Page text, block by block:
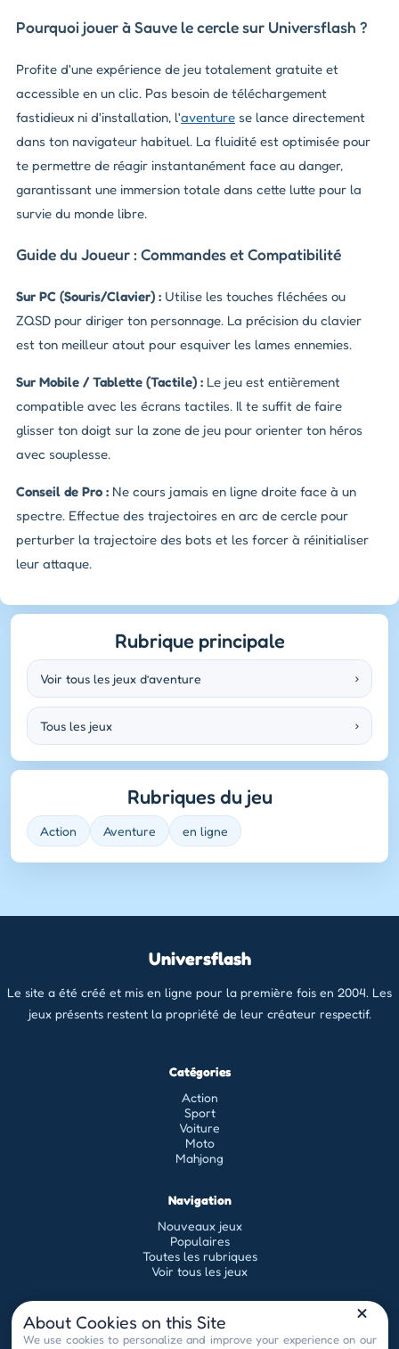
Pourquoi jouer à Sauve le cercle sur Universflash ?
Profite d'une expérience de jeu totalement gratuite et
accessible en un clic. Pas besoin de téléchargement
fastidieux ni d'installation, l'aventure se lance directement
dans ton navigateur habituel. La fluidité est optimisée pour
te permettre de réagir instantanément face au danger,
garantissant une immersion totale dans cette lutte pour la
survie du monde libre.
Guide du Joueur : Commandes et Compatibilité
Sur PC (Souris/Clavier) : Utilise les touches fléchées ou
ZQSD pour diriger ton personnage. La précision du clavier
est ton meilleur atout pour esquiver les lames ennemies.
Sur Mobile / Tablette (Tactile) : Le jeu est entièrement
compatible avec les écrans tactiles. Il te suffit de faire
glisser ton doigt sur la zone de jeu pour orienter ton héros
avec souplesse.
Conseil de Pro : Ne cours jamais en ligne droite face à un
spectre. Effectue des trajectoires en arc de cercle pour
perturber la trajectoire des bots et les forcer à réinitialiser
leur attaque.
Rubrique principale
Voir tous les jeux d’aventure ›
Tous les jeux ›
Rubriques du jeu
Action Aventure en ligne
Universflash
Le site a été créé et mis en ligne pour la première fois en 2004. Les
jeux présents restent la propriété de leur créateur respectif.
Catégories
Action
Sport
Voiture
Moto
Mahjong
Navigation
Nouveaux jeux
Populaires
Toutes les rubriques
Voir tous les jeux
Légal
Conditions générales d'utilisation
About Cookies on this Site
We use cookies to personalize and improve your experience on our